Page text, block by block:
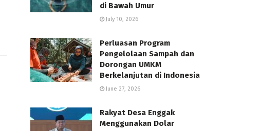
di Bawah Umur
July 10, 2026
Perluasan Program
Pengelolaan Sampah dan
Dorongan UMKM
Berkelanjutan di Indonesia
June 27, 2026
Rakyat Desa Enggak
Menggunakan Dolar